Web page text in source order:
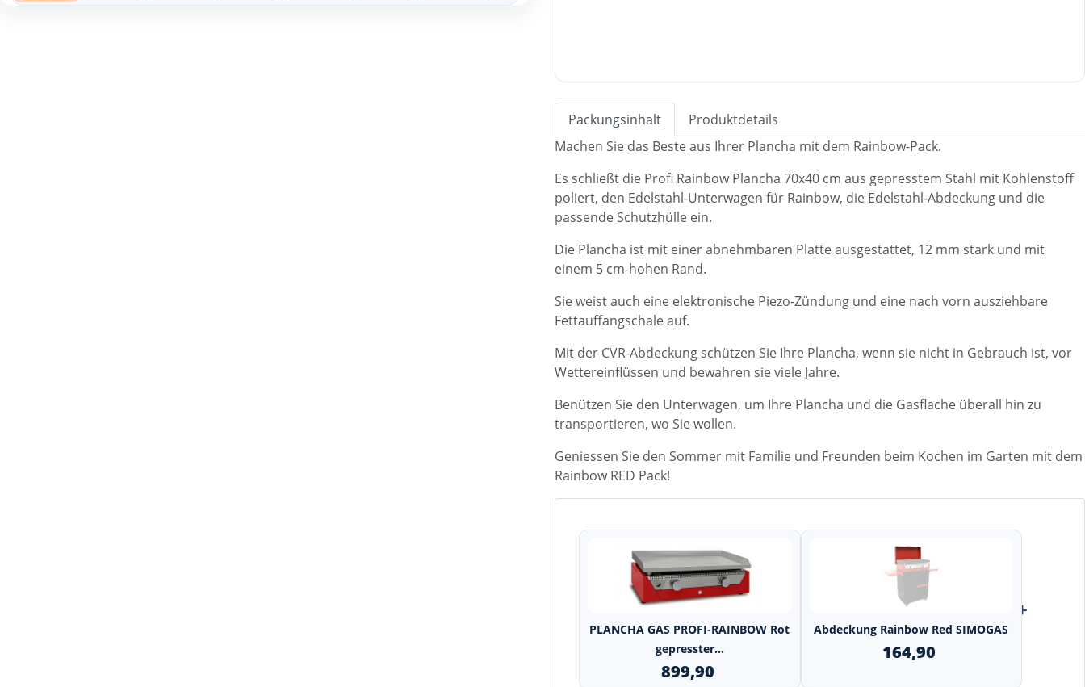
Packungsinhalt
Produktdetails
Machen Sie das Beste aus Ihrer Plancha mit dem Rainbow-Pack.
Es schließt die Profi Rainbow Plancha 70x40 cm aus gepresstem Stahl mit Kohlenstoff
poliert, den Edelstahl-Unterwagen für Rainbow, die Edelstahl-Abdeckung und die
passende Schutzhülle ein.
Die Plancha ist mit einer abnehmbaren Platte ausgestattet, 12 mm stark und mit
einem 5 cm-hohen Rand.
Sie weist auch eine elektronische Piezo-Zündung und eine nach vorn ausziehbare
Fettauffangschale auf.
Mit der CVR-Abdeckung schützen Sie Ihre Plancha, wenn sie nicht in Gebrauch ist, vor
Wettereinflüssen und bewahren sie viele Jahre.
Benützen Sie den Unterwagen, um Ihre Plancha und die Gasflache überall hin zu
transportieren, wo Sie wollen.
Geniessen Sie den Sommer mit Familie und Freunden beim Kochen im Garten mit dem
Rainbow RED Pack!
PLANCHA GAS PROFI-RAINBOW Rot
gepresster...
899,90
Abdeckung Rainbow Red SIMOGAS
164,90
+